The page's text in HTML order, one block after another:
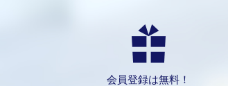
会員登録は無料！